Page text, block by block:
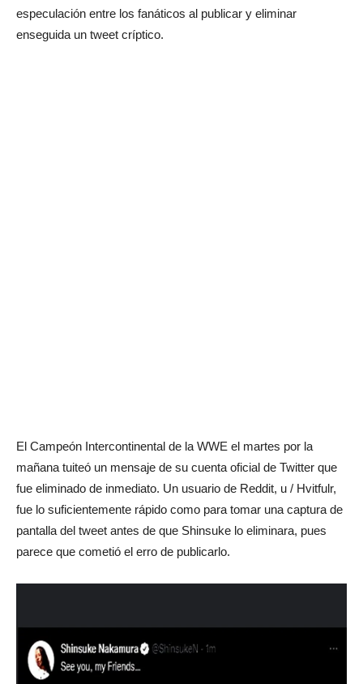
especulación entre los fanáticos al publicar y eliminar
enseguida un tweet críptico.
El Campeón Intercontinental de la WWE el martes por la
mañana tuiteó un mensaje de su cuenta oficial de Twitter que
fue eliminado de inmediato. Un usuario de Reddit, u / Hvitfulr,
fue lo suficientemente rápido como para tomar una captura de
pantalla del tweet antes de que Shinsuke lo eliminara, pues
parece que cometió el erro de publicarlo.